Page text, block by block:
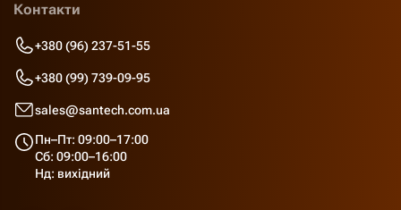
Контакти
+380 (96) 237-51-55
+380 (99) 739-09-95
sales@santech.com.ua
Пн–Пт: 09:00–17:00
Сб: 09:00–16:00
Нд: вихідний